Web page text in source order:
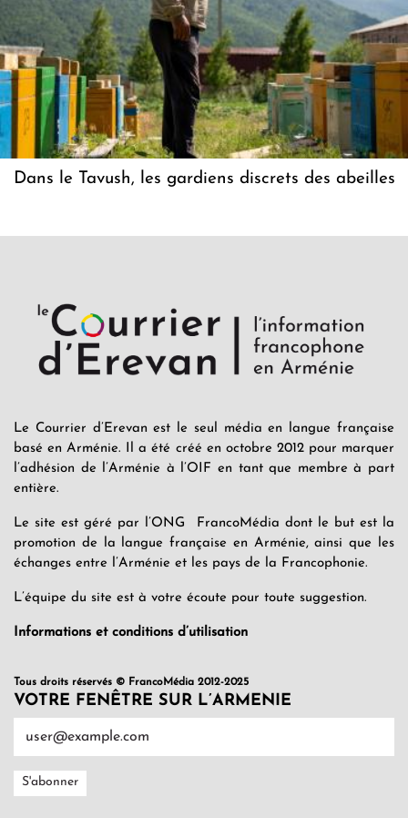
Dans le Tavush, les gardiens discrets des abeilles
Le Courrier d’Erevan est le seul média en langue française
basé en Arménie. Il a été créé en octobre 2012 pour marquer
l’adhésion de l’Arménie à l’OIF en tant que membre à part
entière.
Le site est géré par l’ONG FrancoMédia dont le but est la
promotion de la langue française en Arménie, ainsi que les
échanges entre l’Arménie et les pays de la Francophonie.
L’équipe du site est à votre écoute pour toute suggestion.
Informations et conditions d’utilisation
Tous droits réservés © FrancoMédia 2012-2025
VOTRE FENÊTRE SUR L’ARMENIE